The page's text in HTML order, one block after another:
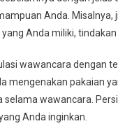
Anda.
Anda miliki, tindakan
wawancara dengan
mengenakan pakaian
selama wawancara.
Anda inginkan.